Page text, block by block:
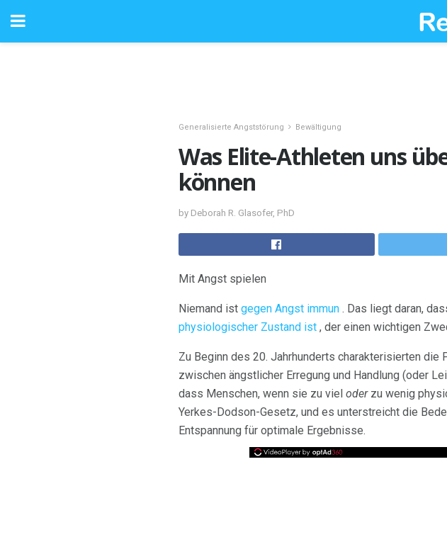
Generalisierte Angststörung Bewältigung
Was Elite-Athleten uns
können
by Deborah R. Glasofer, PhD
Mit Angst spielen
Niemand ist gegen Angst immun . Das liegt daran,
physiologischer Zustand ist , der einen wichtigen
Zu Beginn des 20. Jahrhunderts charakterisierten
zwischen ängstlicher Erregung und Handlung (oder
dass Menschen, wenn sie zu viel oderzu wenig
Yerkes-Dodson-Gesetz, und es unterstreicht die
Entspannung für optimale Ergebnisse.